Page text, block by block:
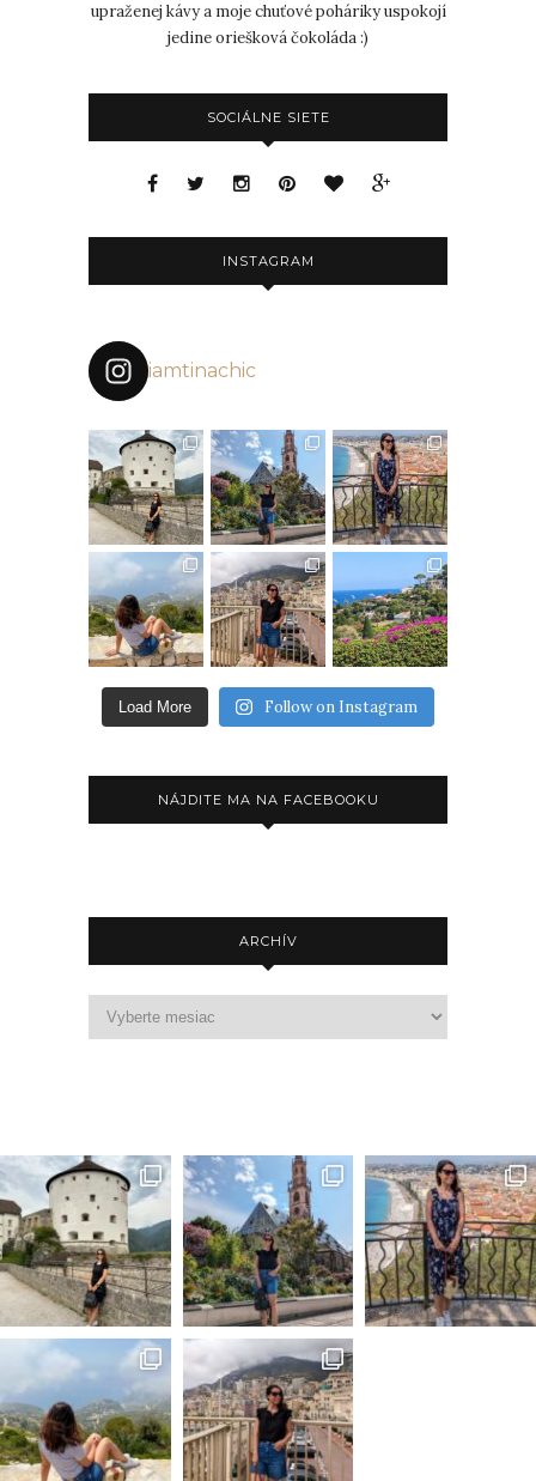
upraženej kávy a moje chuťové poháriky uspokojí
jedine oriešková čokoláda :)
SOCIÁLNE SIETE
INSTAGRAM
iamtinachic
Load More Follow on Instagram
NÁJDITE MA NA FACEBOOKU
ARCHÍV